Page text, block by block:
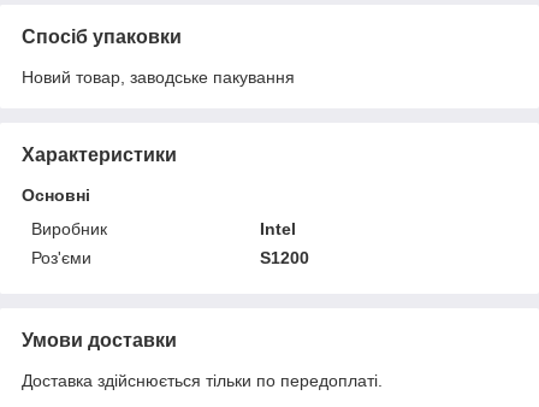
Спосіб упаковки
Новий товар, заводське пакування
Характеристики
Основні
Виробник
Intel
Роз'єми
S1200
Умови доставки
Доставка здійснюється тільки по передоплаті.